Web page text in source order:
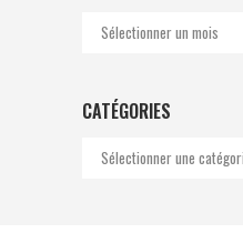
Archives
CATÉGORIES
Catégories